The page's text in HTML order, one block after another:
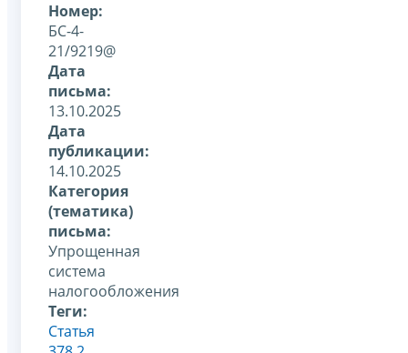
Номер:
БС-4-
21/9219@
Дата
письма:
13.10.2025
Дата
публикации:
14.10.2025
Категория
(тематика)
письма:
Упрощенная
система
налогообложения
Теги:
Статья